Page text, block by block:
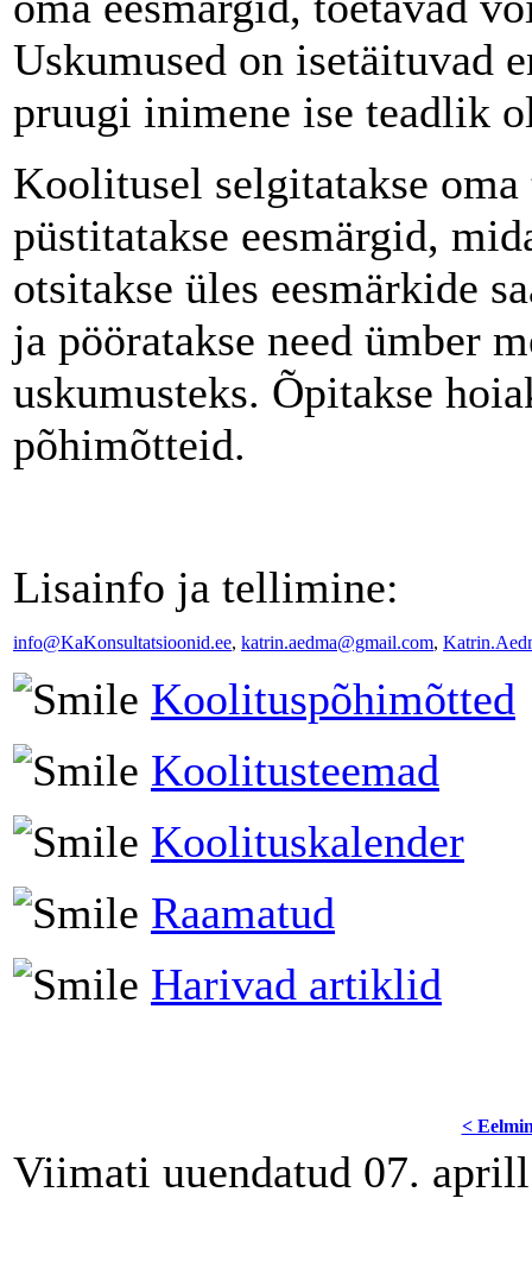
Uskumused on isetäituvad
pruugi inimene ise teadlik
Koolitusel selgitatakse
püstitatakse eesmärgid,
otsitakse üles eesmärkide
ja pööratakse need ümber
uskumusteks. Õpitakse
põhimõtteid.
Lisainfo ja tellimine:
info@KaKonsultatsioonid.ee, katrin.aedma@gmail.com,
Koolituspõhimõtted
Koolitusteemad
Koolituskalender
Raamatud
Harivad artiklid
<
Viimati uuendatud 07.